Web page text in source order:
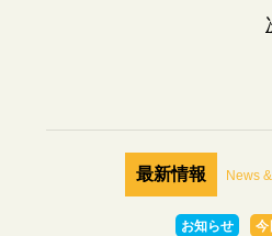
最新情報 News
お知らせ 今